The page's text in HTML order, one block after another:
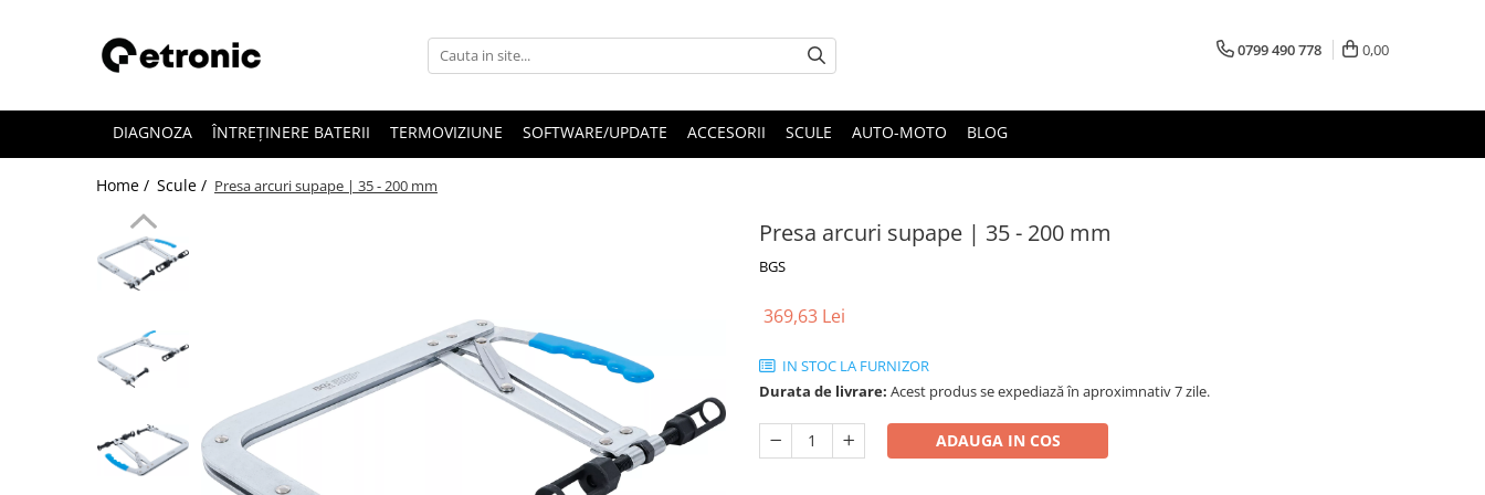
0799 490 778 0,00
DIAGNOZA ÎNTREȚINERE BATERII TERMOVIZIUNE SOFTWARE/UPDATE ACCESORII SCULE AUTO-MOTO BLOG
Home / Scule / Presa arcuri supape | 35 - 200 mm
Presa arcuri supape | 35 - 200 mm
BGS
369,63 Lei
IN STOC LA FURNIZOR
Durata de livrare: Acest produs se expediază în aproximnativ 7 zile.
ADAUGA IN COS